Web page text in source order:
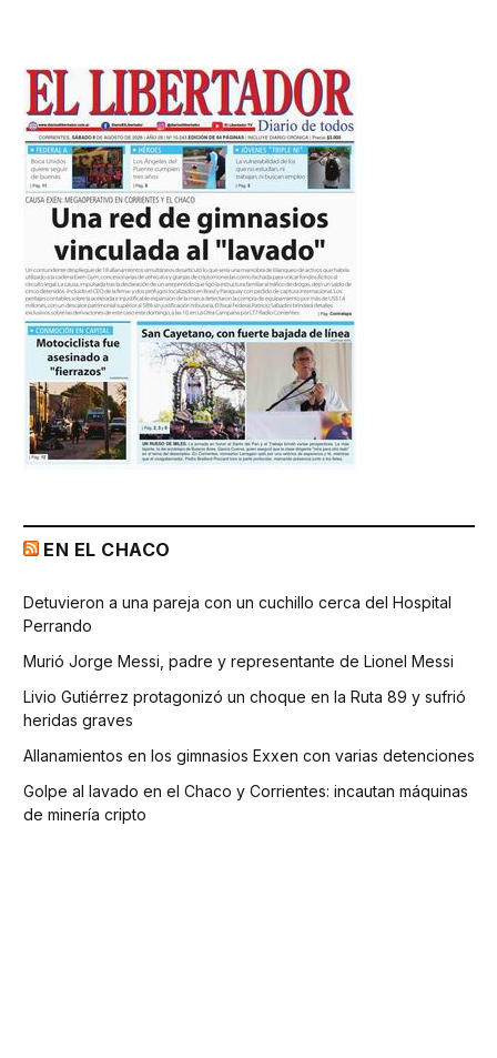
EN EL CHACO
Detuvieron a una pareja con un cuchillo cerca del Hospital
Perrando
Murió Jorge Messi, padre y representante de Lionel Messi
Livio Gutiérrez protagonizó un choque en la Ruta 89 y sufrió
heridas graves
Allanamientos en los gimnasios Exxen con varias detenciones
Golpe al lavado en el Chaco y Corrientes: incautan máquinas
de minería cripto